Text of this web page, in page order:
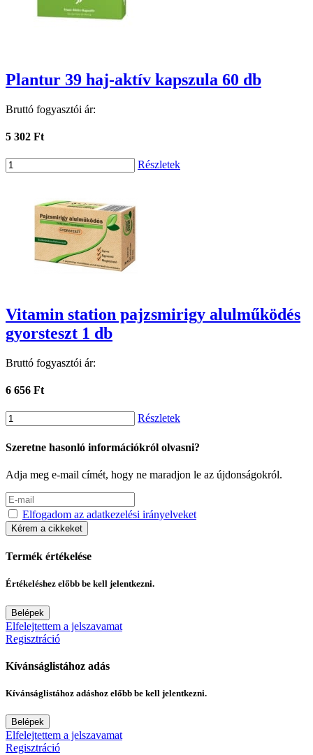
Plantur 39 haj-aktív kapszula 60 db
Bruttó fogyasztói ár:
5 302 Ft
Részletek
Vitamin station pajzsmirigy alulműködés
gyorsteszt 1 db
Bruttó fogyasztói ár:
6 656 Ft
Részletek
Szeretne hasonló információkról olvasni?
Adja meg e-mail címét, hogy ne maradjon le az újdonságokról.
Elfogadom az adatkezelési irányelveket
Kérem a cikkeket
Termék értékelése
Értékeléshez előbb be kell jelentkezni.
Belépek
Elfelejtettem a jelszavamat
Regisztráció
Kívánságlistához adás
Kívánságlistához adáshoz előbb be kell jelentkezni.
Belépek
Elfelejtettem a jelszavamat
Regisztráció